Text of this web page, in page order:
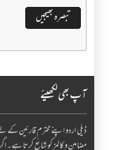
آپ بھی لکھیئے
ڈیلی اردو اپنے محترم قارئین کے